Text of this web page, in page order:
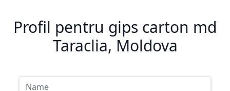
Profil pentru gips carton md
Taraclia, Moldova